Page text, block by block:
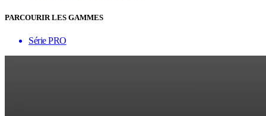
PARCOURIR LES GAMMES
Série PRO